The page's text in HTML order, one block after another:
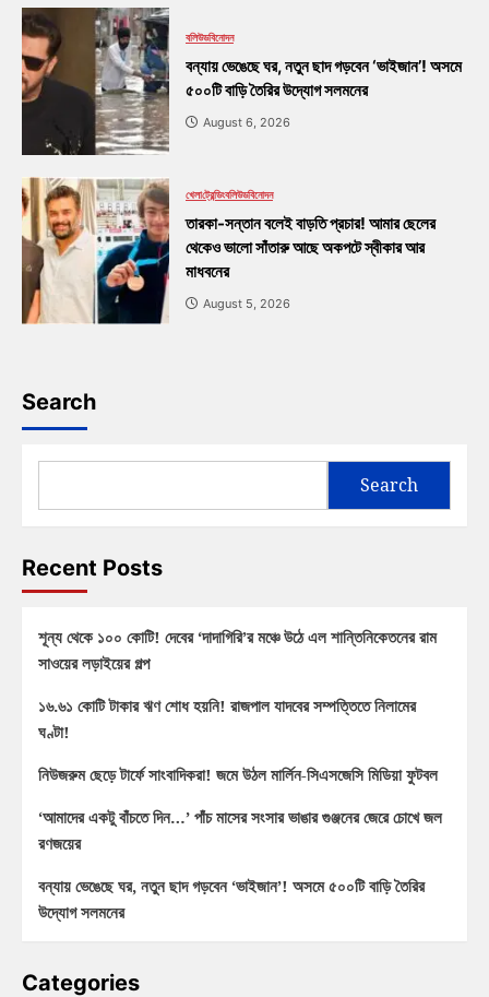
বলিউডবিনোদন
বন্যায় ভেঙেছে ঘর, নতুন ছাদ গড়বেন ‘ভাইজান’! অসমে
৫০০টি বাড়ি তৈরির উদ্যোগ সলমনের
August 6, 2026
খেলাট্রেন্ডিংবলিউডবিনোদন
তারকা-সন্তান বলেই বাড়তি প্রচার! আমার ছেলের
থেকেও ভালো সাঁতারু আছে অকপটে স্বীকার আর
মাধবনের
August 5, 2026
Search
Search
Recent Posts
শূন্য থেকে ১০০ কোটি! দেবের ‘দাদাগিরি’র মঞ্চে উঠে এল শান্তিনিকেতনের রাম
সাওয়ের লড়াইয়ের গল্প
১৬.৬১ কোটি টাকার ঋণ শোধ হয়নি! রাজপাল যাদবের সম্পত্তিতে নিলামের
ঘণ্টা!
নিউজরুম ছেড়ে টার্ফে সাংবাদিকরা! জমে উঠল মার্লিন-সিএসজেসি মিডিয়া ফুটবল
‘আমাদের একটু বাঁচতে দিন…’ পাঁচ মাসের সংসার ভাঙার গুঞ্জনের জেরে চোখে জল
রণজয়ের
বন্যায় ভেঙেছে ঘর, নতুন ছাদ গড়বেন ‘ভাইজান’! অসমে ৫০০টি বাড়ি তৈরির
উদ্যোগ সলমনের
Categories